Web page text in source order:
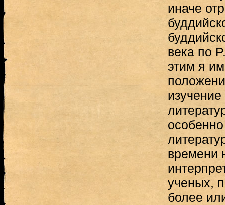
иначе
века по
этим я
изучение
времени
ученых,
более